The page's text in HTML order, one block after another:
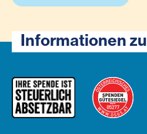
Informationen